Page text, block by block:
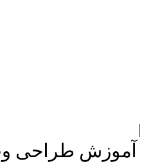
آموزش طراحی